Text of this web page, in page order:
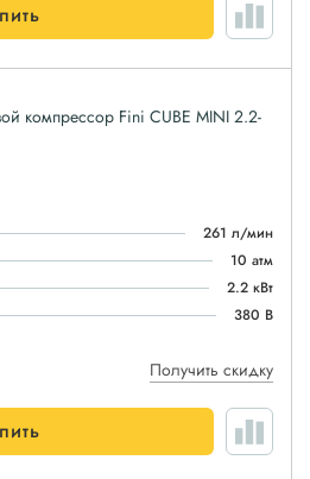
компрессор Fini CUBE MINI 2.2-
261 л/мин
10 атм
2.2 кВт
380 В
Получить скидку